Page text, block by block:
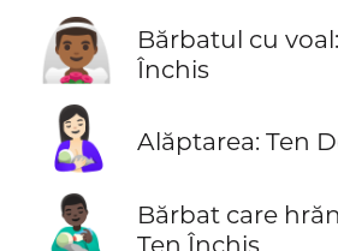
👰🏾‍♂️
Bărbatul cu
Închis
🤱🏻 Alăptarea: Ten
👨🏿‍🍼
Bărbat care
Ten Închis